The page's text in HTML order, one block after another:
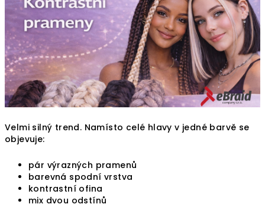
Velmi silný trend. Namísto celé hlavy v jedné barvě se
objevuje:
pár výrazných pramenů
barevná spodní vrstva
kontrastní ofina
mix dvou odstínů